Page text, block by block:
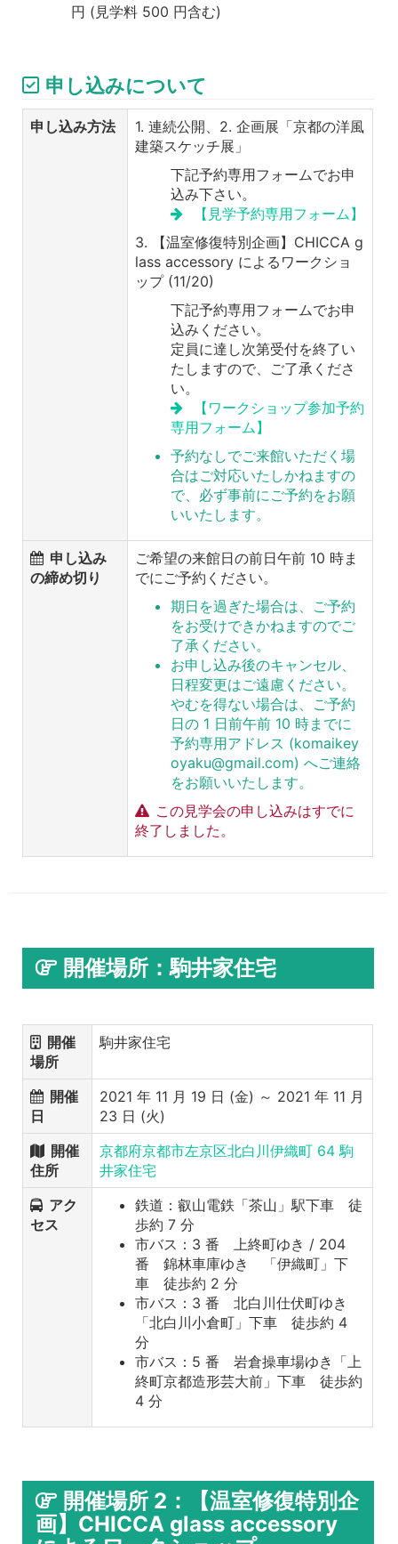
円 (見学料 500 円含む)
申し込みについて
申し込み方法
1. 連続公開、2. 企画展「京都の洋風
建築スケッチ展」
下記予約専用フォームでお申
込み下さい。
【見学予約専用フォーム】
3. 【温室修復特別企画】CHICCA g
lass accessory によるワークショ
ップ (11/20)
下記予約専用フォームでお申
込みください。
定員に達し次第受付を終了い
たしますので、ご了承くださ
い。
【ワークショップ参加予約
専用フォーム】
予約なしでご来館いただく場
合はご対応いたしかねますの
で、必ず事前にご予約をお願
いいたします。
申し込み
の締め切り
ご希望の来館日の前日午前 10 時ま
でにご予約ください。
期日を過ぎた場合は、ご予約
をお受けできかねますのでご
了承ください。
お申し込み後のキャンセル、
日程変更はご遠慮ください。
やむを得ない場合は、ご予約
日の 1 日前午前 10 時までに
予約専用アドレス (komaikey
oyaku@gmail.com) へご連絡
をお願いいたします。
この見学会の申し込みはすでに
終了しました。
開催場所：駒井家住宅
開催
場所
駒井家住宅
開催
日
2021 年 11 月 19 日 (金) ～ 2021 年 11 月
23 日 (火)
開催
住所
京都府京都市左京区北白川伊織町 64 駒
井家住宅
アク
セス
鉄道：叡山電鉄「茶山」駅下車 徒
歩約 7 分
市バス：3 番 上終町ゆき / 204
番 錦林車庫ゆき 「伊織町」下
車 徒歩約 2 分
市バス：3 番 北白川仕伏町ゆき
「北白川小倉町」下車 徒歩約 4
分
市バス：5 番 岩倉操車場ゆき「上
終町京都造形芸大前」下車 徒歩約
4 分
開催場所 2：【温室修復特別企
画】CHICCA glass accessory